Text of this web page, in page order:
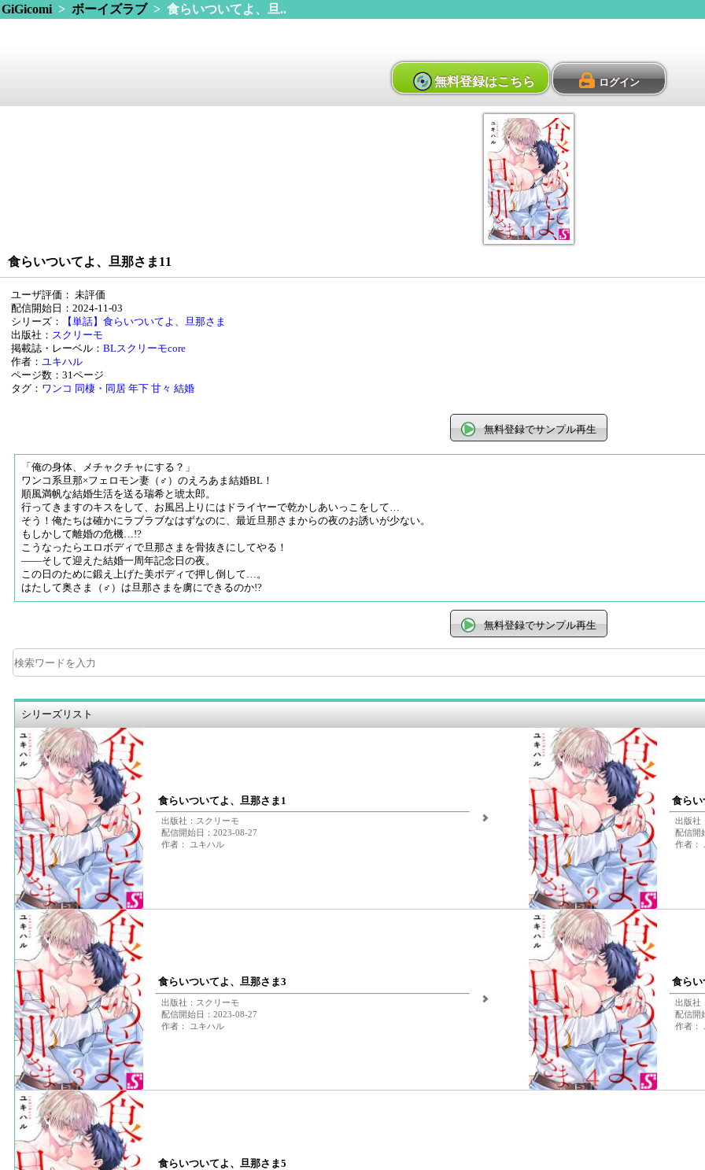
GiGicomi> ボーイズラブ> 食らいついてよ、旦..
無料登録はこちら ログイン
食らいついてよ、旦那さま11
ユーザ評価： 未評価
配信開始日：2024-11-03
シリーズ：
【単話】食らいついてよ、旦那さま
出版社： スクリーモ
掲載誌・レーベル：BLスクリーモcore
作者：ユキハル
ページ数：31ページ
タグ： ワンコ 同棲・同居 年下 甘々 結婚
無料登録でサンプル再生
「俺の身体、メチャクチャにする？」
ワンコ系旦那×フェロモン妻（♂）のえろあま結婚BL！
順風満帆な結婚生活を送る瑞希と琥太郎。
行ってきますのキスをして、お風呂上りにはドライヤーで乾かしあいっこをして…
そう！俺たちは確かにラブラブなはずなのに、最近旦那さまからの夜のお誘いが少ない。
もしかして離婚の危機…!?
こうなったらエロボディで旦那さまを骨抜きにしてやる！
――そして迎えた結婚一周年記念日の夜。
この日のために鍛え上げた美ボディで押し倒して…。
はたして奥さま（♂）は旦那さまを虜にできるのか!?
無料登録でサンプル再生
シリーズリスト
食らいついてよ、旦那さま1
出版社：スクリーモ
配信開始日：2023-08-27
作者： ユキハル
食ら
出版社
配信開
作者：
食らいついてよ、旦那さま3
出版社：スクリーモ
配信開始日：2023-08-27
作者： ユキハル
食ら
出版社
配信開
作者：
食らいついてよ、旦那さま5